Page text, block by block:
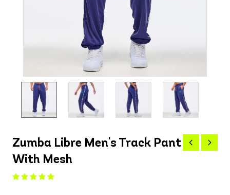
Zumba Libre Men's Track Pant
With Mesh